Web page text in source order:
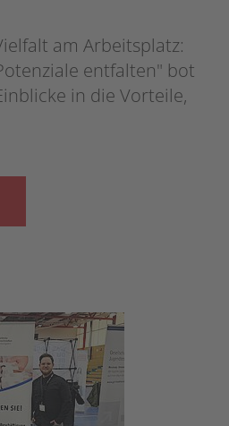
am Arbeitsplatz:
entfalten" bot
in die Vorteile,